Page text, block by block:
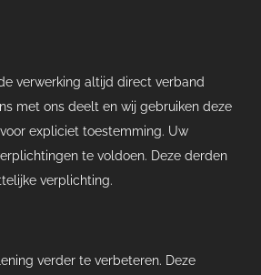
verwerking altijd direct verband
met ons deelt en wij gebruiken deze
expliciet toestemming. Uw
te voldoen. Deze derden
verplichting.
verder te verbeteren. Deze